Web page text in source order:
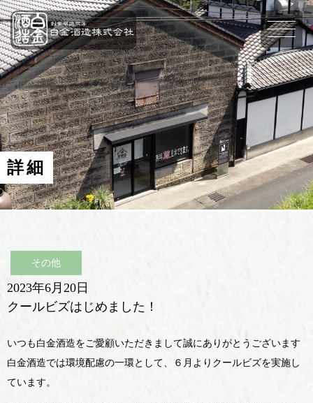
詳細
その他
2023年6月20日
クールビズはじめました！
いつも白金酒造をご愛顧いただきまして誠にありがとうございます
白金酒造では環境配慮の一環として、６月よりクールビズを実施し
ています。